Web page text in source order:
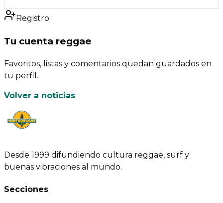
Registro
Tu cuenta reggae
Favoritos, listas y comentarios quedan guardados en
tu perfil.
Volver a noticias
Desde 1999 difundiendo cultura reggae, surf y
buenas vibraciones al mundo.
Secciones